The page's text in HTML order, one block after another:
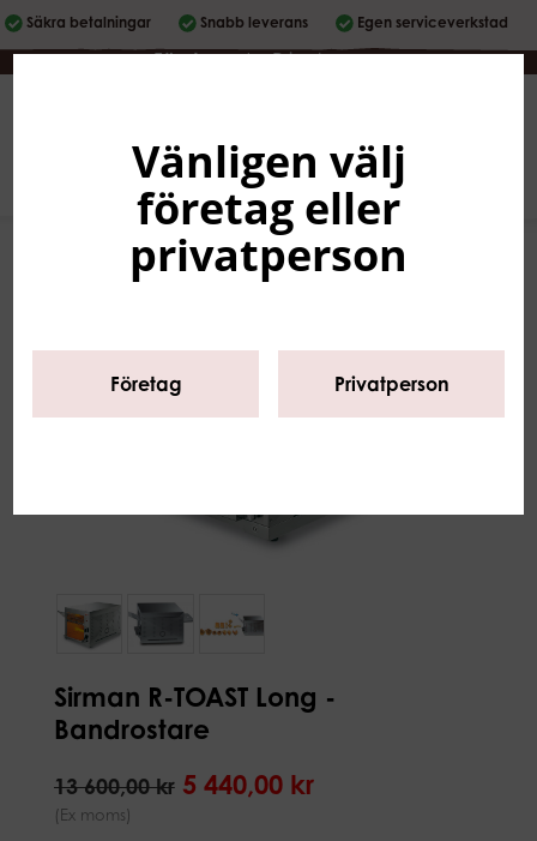
Säkra betalningar Snabb leverans Egen serviceverkstad
Företag | Privatperson
0
Sirman R-TOAST Long -
Bandrostare
13 600,00 kr 5 440,00 kr
(Ex moms)
Vänligen välj
företag eller
privatperson
Företag Privatperson